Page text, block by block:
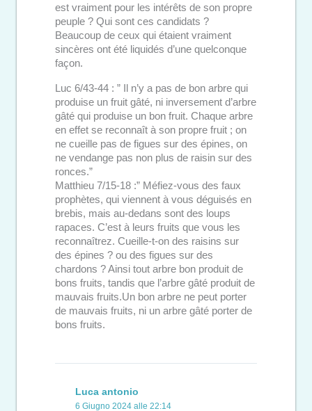
est vraiment pour les intérêts de son propre
peuple ? Qui sont ces candidats ?
Beaucoup de ceux qui étaient vraiment
sincères ont été liquidés d’une quelconque
façon.
Luc 6/43-44 : ” Il n’y a pas de bon arbre qui
produise un fruit gâté, ni inversement d’arbre
gâté qui produise un bon fruit. Chaque arbre
en effet se reconnaît à son propre fruit ; on
ne cueille pas de figues sur des épines, on
ne vendange pas non plus de raisin sur des
ronces.”
Matthieu 7/15-18 :” Méfiez-vous des faux
prophètes, qui viennent à vous déguisés en
brebis, mais au-dedans sont des loups
rapaces. C’est à leurs fruits que vous les
reconnaîtrez. Cueille-t-on des raisins sur
des épines ? ou des figues sur des
chardons ? Ainsi tout arbre bon produit de
bons fruits, tandis que l’arbre gâté produit de
mauvais fruits.Un bon arbre ne peut porter
de mauvais fruits, ni un arbre gâté porter de
bons fruits.
Luca antonio
6 Giugno 2024 alle 22:14